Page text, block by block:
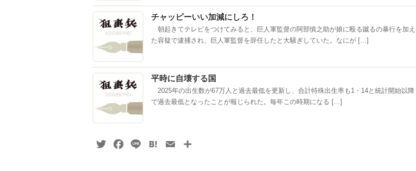
チャッピーいい加減にしろ！
朝起きてテレビをつけてみると、巨人軍監督の阿部慎之助が娘に殴る蹴るの暴行を加え
た容疑で逮捕され、巨人軍監督を辞任したと大騒ぎしていた。なにが […]
平時に自壊する国
2025年の出生数が67万人と過去最低を更新し、合計特殊出生率も1・14と統計開始以降
で過去最低となったことが報じられた。毎年この時期になる […]
TwitterFacebook
Line HatenaEmail